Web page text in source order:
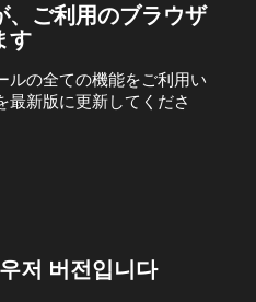
、ご利用のブラウザ
す
ルの全ての機能をご利用い
最新版に更新してくださ
저 버전입니다